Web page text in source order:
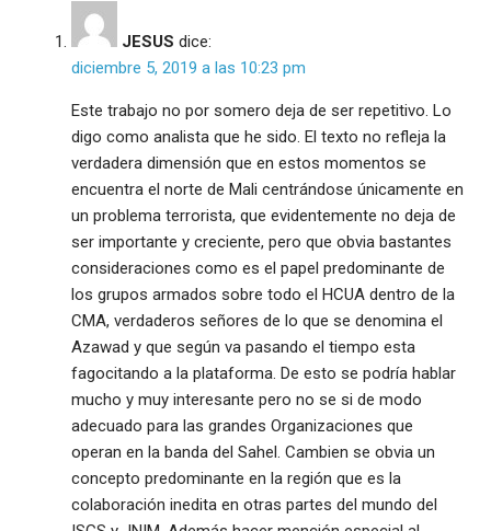
JESUS dice:
diciembre 5, 2019 a las 10:23 pm
Este trabajo no por somero deja de ser repetitivo. Lo
digo como analista que he sido. El texto no refleja la
verdadera dimensión que en estos momentos se
encuentra el norte de Mali centrándose únicamente en
un problema terrorista, que evidentemente no deja de
ser importante y creciente, pero que obvia bastantes
consideraciones como es el papel predominante de
los grupos armados sobre todo el HCUA dentro de la
CMA, verdaderos señores de lo que se denomina el
Azawad y que según va pasando el tiempo esta
fagocitando a la plataforma. De esto se podría hablar
mucho y muy interesante pero no se si de modo
adecuado para las grandes Organizaciones que
operan en la banda del Sahel. Cambien se obvia un
concepto predominante en la región que es la
colaboración inedita en otras partes del mundo del